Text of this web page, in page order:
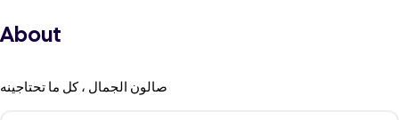
About
صالون الجمال ، كل ما تحتاجينه